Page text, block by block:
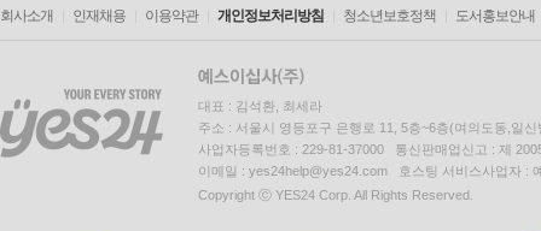
회사소개 인재채용 이용약관 개인정보처리방침 청소년보호정책 도서홍보안내
대표 : 김석환, 최세라
주소 : 서울시 영등포구 은행로 11, 5층~6층(여의도동,일신
사업자등록번호 : 229-81-37000 통신판매업신고 : 제
이메일 : yes24help@yes24.com 호스팅 서비스사업자 :
Copyright ⓒ YES24 Corp. All Rights Reserved.